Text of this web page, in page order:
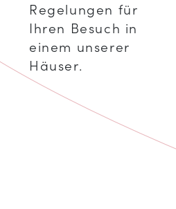
Regelungen für
Ihren Besuch in
einem unserer
Häuser.